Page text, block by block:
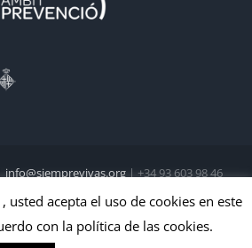
info@siemprevivas.org | +34 93 603 98 46
los derechos reservados
usted acepta el uso de cookies en este
con la política de las cookies.